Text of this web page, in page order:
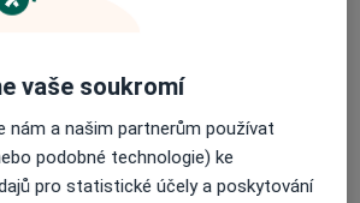
kanálků
vaše soukromí
nám a našim partnerům používat
podobné technologie) ke
pro statistické účely a poskytování